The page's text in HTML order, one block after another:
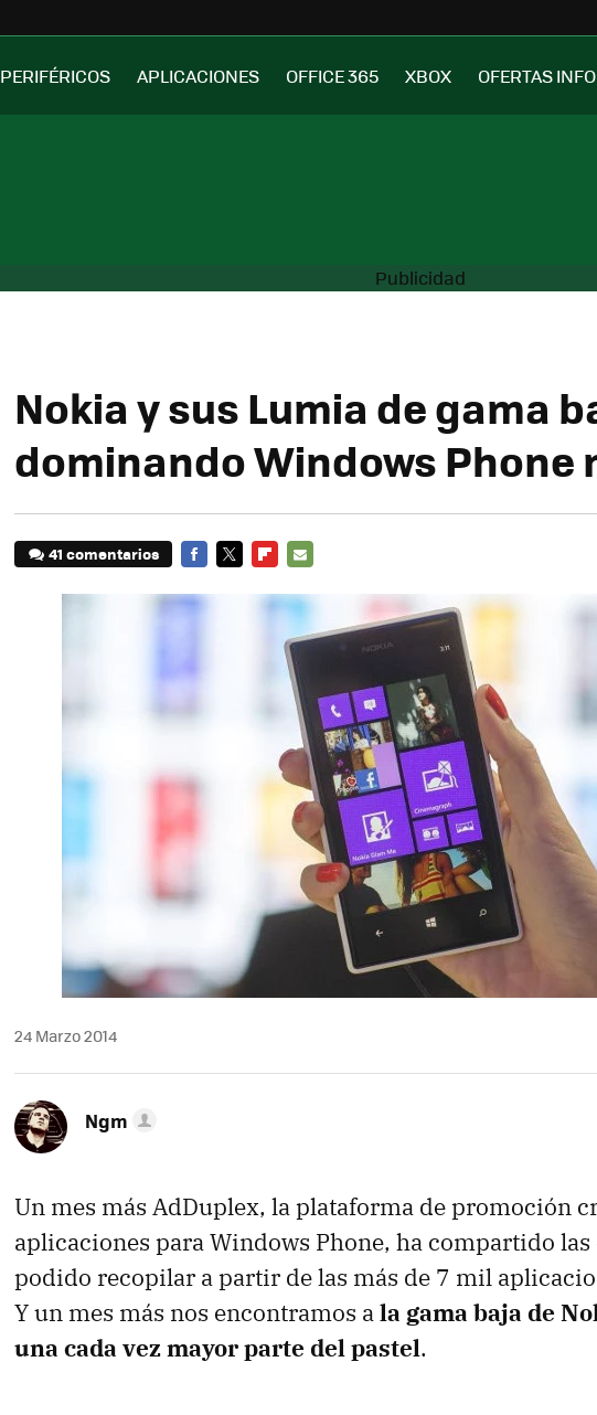
PERIFÉRICOS APLICACIONES OFFICE 365 XBOX OFERTAS
Nokia y sus Lumia de gama
dominando Windows Phone
41 comentarios
MAIL
24 Marzo 2014
Ngm
Un mes más AdDuplex, la plataforma de promoción
aplicaciones para Windows Phone, ha compartido
podido recopilar a partir de las más de 7 mil
Y un mes más nos encontramos ala gama baja de
una cada vez mayor parte del pastel.